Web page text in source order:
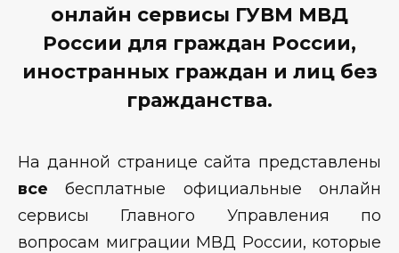
онлайн сервисы ГУВМ МВД
России для граждан России,
иностранных граждан и лиц без
гражданства.
На данной странице сайта представлены
все бесплатные официальные онлайн
сервисы Главного Управления по
вопросам миграции МВД России, которые